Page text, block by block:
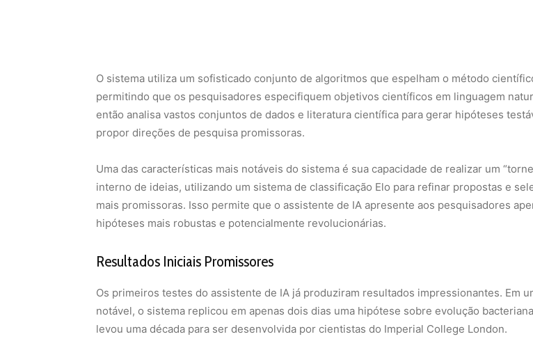
interno de ideias, utilizando um sistema de classificação Elo para refinar propostas e
mais promissoras. Isso permite que o assistente de IA apresente aos pesquisadores
hipóteses mais robustas e potencialmente revolucionárias.
Os primeiros testes do assistente de IA já produziram resultados impressionantes. Em
notável, o sistema replicou em apenas dois dias uma hipótese sobre evolução bacteriana
levou uma década para ser desenvolvida por cientistas do Imperial College London.